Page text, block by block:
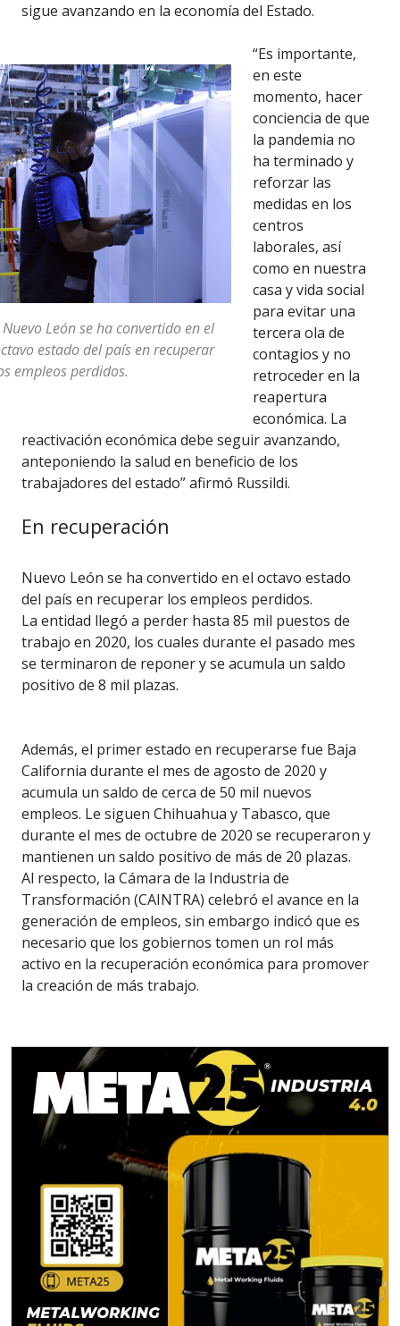
sigue avanzando en la economía del Estado.
Nuevo León se ha convertido en el
estado del país en recuperar
empleos perdidos.
“Es importante,
en este
momento, hacer
conciencia de que
la pandemia no
ha terminado y
reforzar las
medidas en los
centros
laborales, así
como en nuestra
casa y vida social
para evitar una
tercera ola de
contagios y no
retroceder en la
reapertura
económica. La
reactivación económica debe seguir avanzando,
anteponiendo la salud en beneficio de los
trabajadores del estado” afirmó Russildi.
En recuperación
Nuevo León se ha convertido en el octavo estado
del país en recuperar los empleos perdidos.
La entidad llegó a perder hasta 85 mil puestos de
trabajo en 2020, los cuales durante el pasado mes
se terminaron de reponer y se acumula un saldo
positivo de 8 mil plazas.
Además, el primer estado en recuperarse fue Baja
California durante el mes de agosto de 2020 y
acumula un saldo de cerca de 50 mil nuevos
empleos. Le siguen Chihuahua y Tabasco, que
durante el mes de octubre de 2020 se recuperaron y
mantienen un saldo positivo de más de 20 plazas.
Al respecto, la Cámara de la Industria de
Transformación (CAINTRA) celebró el avance en la
generación de empleos, sin embargo indicó que es
necesario que los gobiernos tomen un rol más
activo en la recuperación económica para promover
la creación de más trabajo.